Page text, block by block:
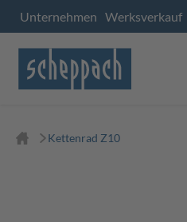
Unternehmen Werksverkauf
Kettenrad Z10